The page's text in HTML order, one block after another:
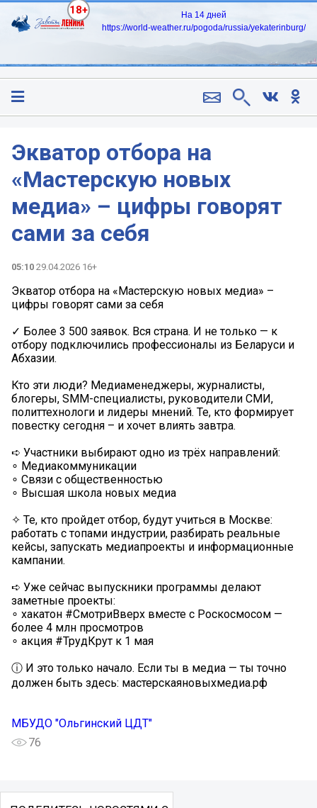
18+
На 14 дней
https://world-weather.ru/pogoda/russia/yekaterinburg/
Экватор отбора на
«Мастерскую новых
медиа» – цифры говорят
сами за себя
05:10 29.04.2026 16+
Экватор отбора на «Мастерскую новых медиа» –
цифры говорят сами за себя
✓ Более 3 500 заявок. Вся страна. И не только — к
отбору подключились профессионалы из Беларуси и
Абхазии.
Кто эти люди? Медиаменеджеры, журналисты,
блогеры, SMM-специалисты, руководители СМИ,
политтехнологи и лидеры мнений. Те, кто формирует
повестку сегодня – и хочет влиять завтра.
➪ Участники выбирают одно из трёх направлений:
∘ Медиакоммуникации
∘ Связи с общественностью
∘ Высшая школа новых медиа
✧ Те, кто пройдет отбор, будут учиться в Москве:
работать с топами индустрии, разбирать реальные
кейсы, запускать медиапроекты и информационные
кампании.
➪ Уже сейчас выпускники программы делают
заметные проекты:
∘ хакатон #СмотриВверх вместе с Роскосмосом —
более 4 млн просмотров
∘ акция #ТрудКрут к 1 мая
ⓘ И это только начало. Если ты в медиа — ты точно
должен быть здесь: мастерскаяновыхмедиа.рф
МБУДО "Ольгинский ЦДТ"
76